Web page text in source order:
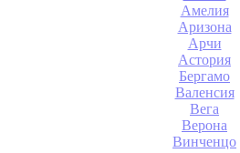
Амелия
Аризона
Арчи
Астория
Бергамо
Валенсия
Вега
Верона
Винченцо